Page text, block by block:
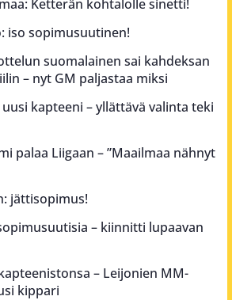
Ketterän kohtalolle sinetti!
iso sopimusuutinen!
suomalainen sai kahdeksan
– nyt GM paljastaa miksi
kapteeni – yllättävä valinta teki
palaa Liigaan – ”Maailmaa nähnyt
jättisopimus!
– kiinnitti lupaavan
– Leijonien MM-
kippari